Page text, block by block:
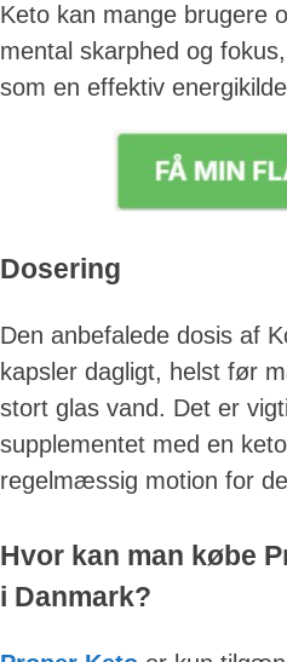
Keto kan mange brugere
mental skarphed og
som en effektiv
Dosering
Den anbefalede dosis af
kapsler dagligt, helst før
stort glas vand. Det er
supplementet med en
regelmæssig motion for
Hvor kan man købe
i Danmark?